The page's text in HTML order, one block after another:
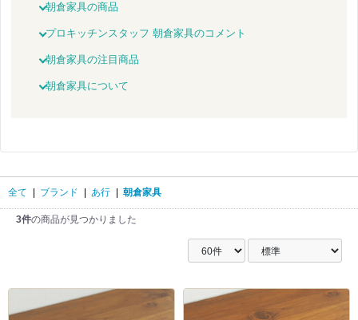
朝倉家具の商品
プロキッチンスタッフ 朝倉家具のコメント
朝倉家具の注目商品
朝倉家具について
全て ブランド あ行 朝倉家具
3件の商品が見つかりました